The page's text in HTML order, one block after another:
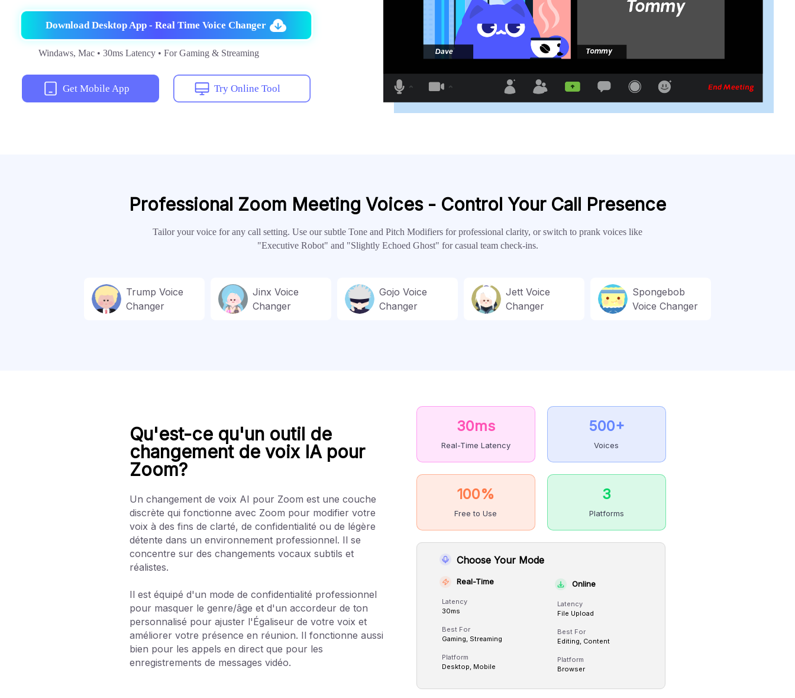
Download Desktop App - Real Time Voice Changer
Windaws, Mac • 30ms Latency • For Gaming & Streaming
Get Mobile App Try Online Tool
Professional Zoom Meeting Voices - Control Your Call Presence
Tailor your voice for any call setting. Use our subtle Tone and Pitch Modifiers for professional clarity, or switch to prank voices like
"Executive Robot" and "Slightly Echoed Ghost" for casual team check-ins.
Trump Voice
Changer
Jinx Voice
Changer
Gojo Voice
Changer
Jett Voice
Changer
Spongebob
Voice Changer
Qu'est-ce qu'un outil de
changement de voix IA pour
Zoom?
Un changement de voix AI pour Zoom est une couche
discrète qui fonctionne avec Zoom pour modifier votre
voix à des fins de clarté, de confidentialité ou de légère
détente dans un environnement professionnel. Il se
concentre sur des changements vocaux subtils et
réalistes.
Il est équipé d'un mode de confidentialité professionnel
pour masquer le genre/âge et d'un accordeur de ton
personnalisé pour ajuster l'Égaliseur de votre voix et
améliorer votre présence en réunion. Il fonctionne aussi
bien pour les appels en direct que pour les
enregistrements de messages vidéo.
30ms
Real-Time Latency
500+
Voices
100%
Free to Use
3
Platforms
Choose Your Mode
Real-Time
Latency
30ms
Best For
Gaming, Streaming
Platform
Desktop, Mobile
Online
Latency
File Upload
Best For
Editing, Content
Platform
Browser